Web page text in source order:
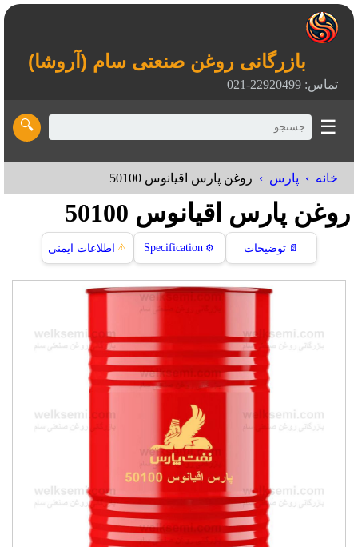
بازرگانی روغن صنعتی سام (آروشا)
تماس: 22920499-021
☰
🔍
خانه پارس روغن پارس اقيانوس 50100
روغن پارس اقيانوس 50100
📄 توضیحات ⚙️
Specification
⚠️ اطلاعات ایمنی